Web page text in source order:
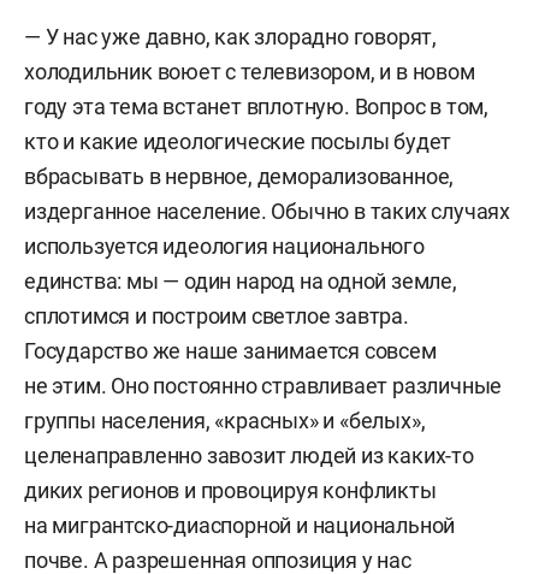
— У нас уже давно, как злорадно говорят,
холодильник воюет с телевизором, и в новом
году эта тема встанет вплотную. Вопрос в том,
кто и какие идеологические посылы будет
вбрасывать в нервное, деморализованное,
издерганное население. Обычно в таких случаях
используется идеология национального
единства: мы — один народ на одной земле,
сплотимся и построим светлое завтра.
Государство же наше занимается совсем
не этим. Оно постоянно стравливает различные
группы населения, «красных» и «белых»,
целенаправленно завозит людей из каких-то
диких регионов и провоцируя конфликты
на мигрантско-диаспорной и национальной
почве. А разрешенная оппозиция у нас